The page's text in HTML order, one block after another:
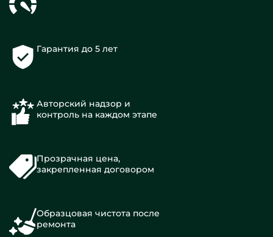
Гарантия до 5 лет
Авторский надзор и
контроль на каждом этапе
Прозрачная цена,
закрепленная договором
Образцовая чистота после
ремонта